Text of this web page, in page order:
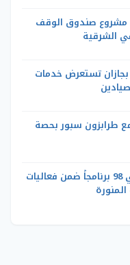
صندوق الوقف
الشرقية
تستعرض خدمات
طرابزون سبور بحصة
أكثر من 41 ألف مشارك في 98 برنامجاً ضمن فعاليات